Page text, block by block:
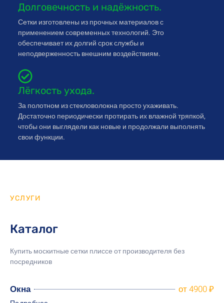
Долговечность и надёжность.
Сетки изготовлены из прочных материалов с
применением современных технологий. Это
обеспечивает их долгий срок службы и
неподверженность внешним воздействиям.
Лёгкость ухода.
За полотном из стекловолокна просто ухаживать.
Достаточно периодически протирать их влажной тряпкой,
чтобы они выглядели как новые и продолжали выполнять
свои функции.
УСЛУГИ
Каталог
Купить москитные сетки плиссе от производителя без
посредников
Окна от 4900 ₽